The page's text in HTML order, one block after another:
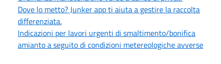
Dove lo metto? Junker app ti aiuta a gestire la raccolta
differenziata.
Indicazioni per lavori urgenti di smaltimento/bonifica
amianto a seguito di condizioni metereologiche avverse